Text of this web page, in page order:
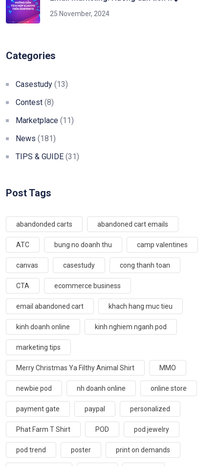
25 November, 2024
Categories
Casestudy (13)
Contest (8)
Marketplace (11)
News (181)
TIPS & GUIDE (31)
Post Tags
abandonded carts abandoned cart emails
ATC bung no doanh thu camp valentines
canvas casestudy cong thanh toan
CTA ecommerce business
email abandoned cart khach hang muc tieu
kinh doanh online kinh nghiem nganh pod
marketing tips
Merry Christmas Ya Filthy Animal Shirt MMO
newbie pod nh doanh online online store
payment gate paypal personalized
Phat Farm T Shirt POD pod jewelry
pod trend poster print on demands